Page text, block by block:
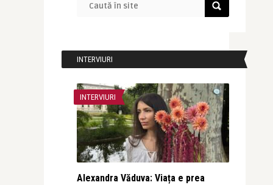
INTERVIURI
INTERVIURI
Alexandra Văduva: Viața e prea